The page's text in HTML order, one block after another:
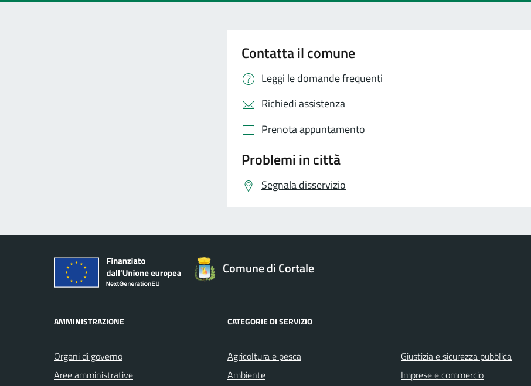
Contatta il comune
Leggi le domande frequenti
Richiedi assistenza
Prenota appuntamento
Problemi in città
Segnala disservizio
Comune di Cortale
AMMINISTRAZIONE
Organi di governo
Aree amministrative
CATEGORIE DI SERVIZIO
Agricoltura e pesca
Ambiente
Giustizia e sicurezza pubblica
Imprese e commercio